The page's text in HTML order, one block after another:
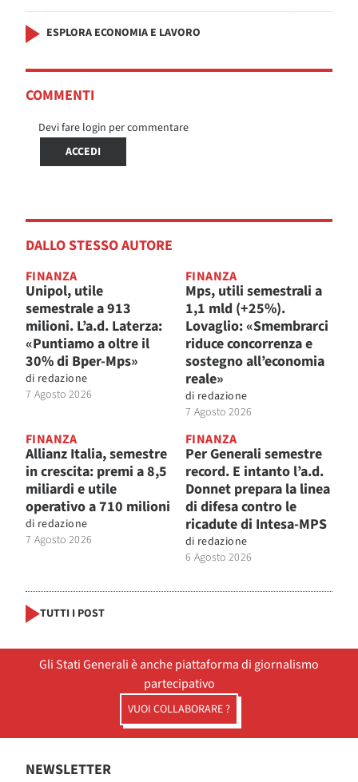
ESPLORA ECONOMIA E LAVORO
COMMENTI
Devi fare login per commentare
ACCEDI
DALLO STESSO AUTORE
FINANZA
Unipol, utile
semestrale a 913
milioni. L’a.d. Laterza:
«Puntiamo a oltre il
30% di Bper-Mps»
di redazione
7 Agosto 2026
FINANZA
Mps, utili semestrali a
1,1 mld (+25%).
Lovaglio: «Smembrarci
riduce concorrenza e
sostegno all’economia
reale»
di redazione
7 Agosto 2026
FINANZA
Allianz Italia, semestre
in crescita: premi a 8,5
miliardi e utile
operativo a 710 milioni
di redazione
7 Agosto 2026
FINANZA
Per Generali semestre
record. E intanto l’a.d.
Donnet prepara la linea
di difesa contro le
ricadute di Intesa-MPS
di redazione
6 Agosto 2026
TUTTI I POST
Gli Stati Generali è anche piattaforma di giornalismo
partecipativo
VUOI COLLABORARE ?
NEWSLETTER